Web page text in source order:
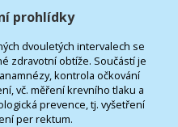
prohlídky
dvouletých intervalech se
zdravotní obtíže. Součástí je
kontrola očkování
vč. měření krevního tlaku a
prevence, tj. vyšetření
per rektum.